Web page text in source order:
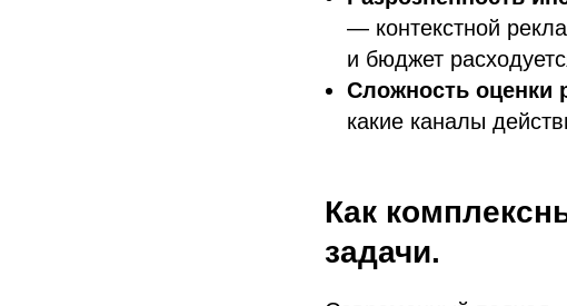
— контекстной
и бюджет
Сложность оценки
какие каналы
Как
задачи.